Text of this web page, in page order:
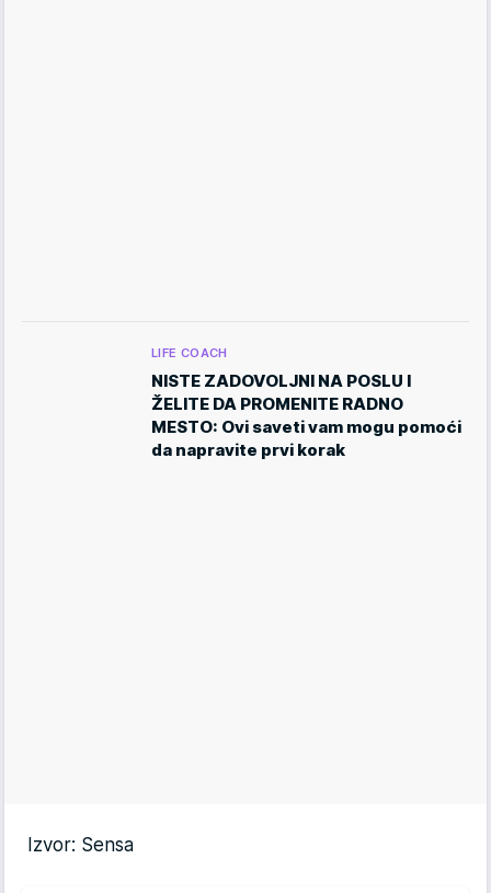
LIFE COACH
NISTE ZADOVOLJNI NA POSLU I
ŽELITE DA PROMENITE RADNO
MESTO: Ovi saveti vam mogu pomoći
da napravite prvi korak
Izvor: Sensa